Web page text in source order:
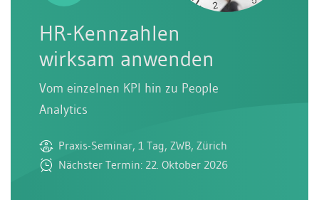
HR-Kennzahlen
wirksam anwenden
Vom einzelnen KPI hin zu People
Analytics
Praxis-Seminar, 1 Tag, ZWB, Zürich
Nächster Termin: 22. Oktober 2026